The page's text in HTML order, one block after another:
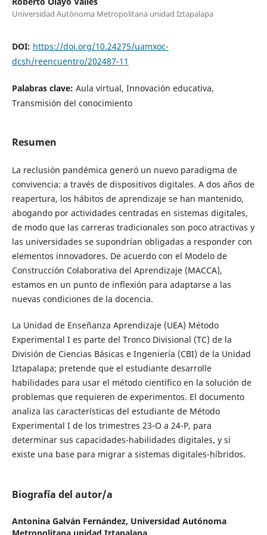
Universidad Autónoma Metropolitana unidad Iztapalapa
DOI: https://doi.org/10.24275/uamxoc-
dcsh/reencuentro/202487-11
Palabras clave: Aula virtual, Innovación educativa,
Transmisión del conocimiento
Resumen
La reclusión pandémica generó un nuevo paradigma de
convivencia: a través de dispositivos digitales. A dos años de
reapertura, los hábitos de aprendizaje se han mantenido,
abogando por actividades centradas en sistemas digitales,
de modo que las carreras tradicionales son poco atractivas y
las universidades se supondrían obligadas a responder con
elementos innovadores. De acuerdo con el Modelo de
Construcción Colaborativa del Aprendizaje (MACCA),
estamos en un punto de inflexión para adaptarse a las
nuevas condiciones de la docencia.
La Unidad de Enseñanza Aprendizaje (UEA) Método
Experimental I es parte del Tronco Divisional (TC) de la
División de Ciencias Básicas e Ingeniería (CBI) de la Unidad
Iztapalapa; pretende que el estudiante desarrolle
habilidades para usar el método científico en la solución de
problemas que requieren de experimentos. El documento
analiza las características del estudiante de Método
Experimental I de los trimestres 23-O a 24-P, para
determinar sus capacidades-habilidades digitales, y si
existe una base para migrar a sistemas digitales-híbridos.
Biografía del autor/a
Antonina Galván Fernández, Universidad Autónoma